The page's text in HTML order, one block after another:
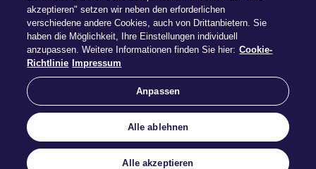
Kleingarten
Beitrag berechnen
akzeptieren" setzen wir neben den erforderlichen
verschiedene andere Cookies, auch von Drittanbietern. Sie
haben die Möglichkeit, Ihre Einstellungen individuell
anzupassen. Weitere Informationen finden Sie hier: Cookie-
Richtlinie Impressum
Anpassen
Alle ablehnen
Alle akzeptieren